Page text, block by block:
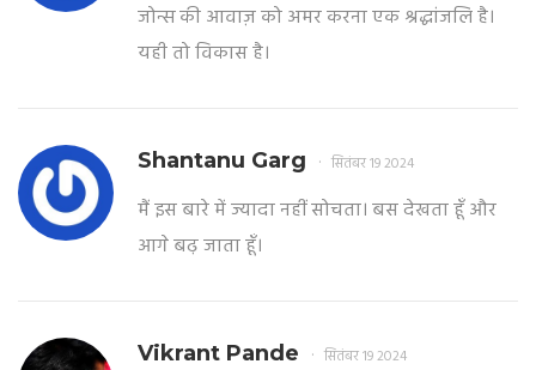
जोन्स की आवाज़ को अमर करना एक श्रद्धांजलि है।
यही तो विकास है।
Shantanu Garg सितंबर 19 2024
मैं इस बारे में ज्यादा नहीं सोचता। बस देखता हूँ और
आगे बढ़ जाता हूँ।
Vikrant Pande सितंबर 19 2024